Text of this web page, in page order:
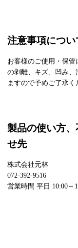
注意事項につい
お客様のご使用・保
の剥離、キズ、凹み
ますので予めご了承く
製品の使い方
せ先
株式会社元林
072-392-9516
営業時間 平日 10:00～